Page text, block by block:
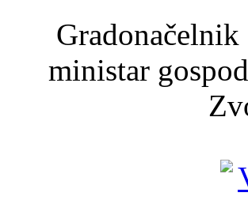
ministar